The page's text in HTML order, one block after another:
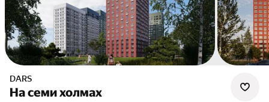
DARS
На семи холмах